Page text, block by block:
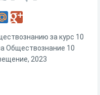
за курс 10
Обществознание 10
2023